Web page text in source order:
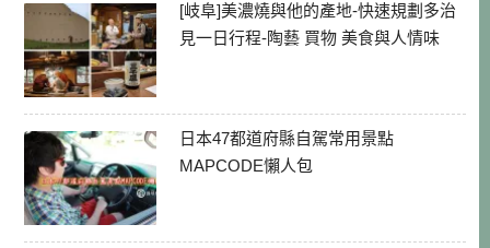
[岐阜]美濃燒與他的產地-快速規劃多治
見一日行程-陶藝 買物 美食與人情味
日本47都道府縣自駕常用景點
MAPCODE懶人包